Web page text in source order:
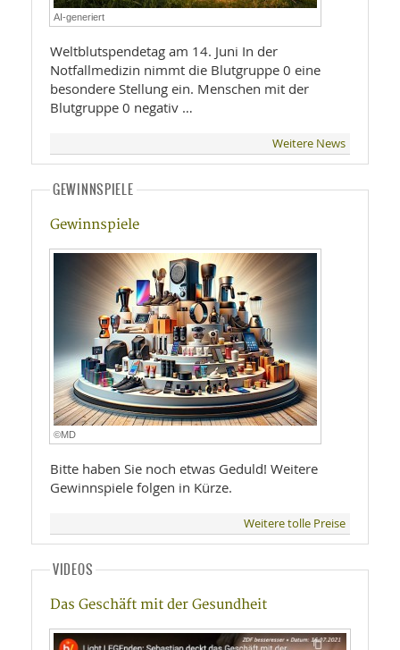
AI-generiert
Weltblutspendetag am 14. Juni In der
Notfallmedizin nimmt die Blutgruppe 0 eine
besondere Stellung ein. Menschen mit der
Blutgruppe 0 negativ …
Weitere News
GEWINNSPIELE
Gewinnspiele
©MD
Bitte haben Sie noch etwas Geduld! Weitere
Gewinnspiele folgen in Kürze.
Weitere tolle Preise
VIDEOS
Das Geschäft mit der Gesundheit